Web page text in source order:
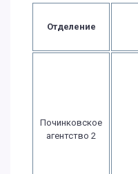
Отделение
Починковское
агентство 2